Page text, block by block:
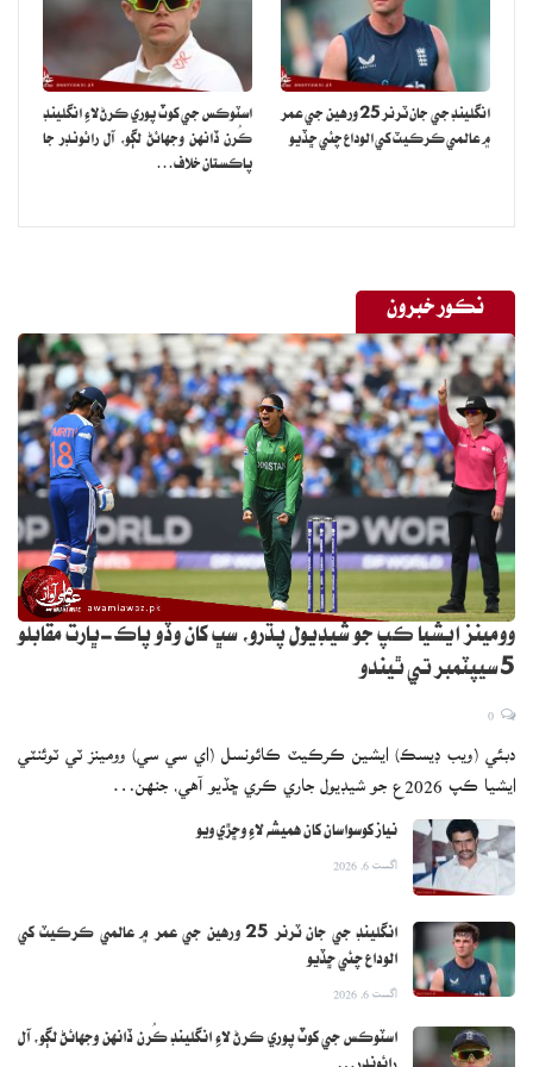
انگلينڊ جي جان ٽرنر 25 ورهين جي عمر
۾ عالمي ڪرڪيٽ کي الوداع چئي ڇڏيو
اسٽوڪس جي کوٽ پوري ڪرڻ لاءِ انگلينڊ
ڪُرن ڏانهن وجهائڻ لڳو، آل رائونڊر جا
پاڪستان خلاف…
نڪور خبرون
وومينز ايشيا ڪپ جو شيڊيول پڌرو، سڀ کان وڏو پاڪ-ڀارت مقابلو
5 سيپٽمبر تي ٿيندو
دبئي (ويب ڊيسڪ) ايشين ڪرڪيٽ ڪائونسل (اي سي سي) وومينز ٽي ٽوئنٽي
ايشيا ڪپ 2026ع جو شيڊيول جاري ڪري ڇڏيو آهي، جنهن…
نياز کوسواسان کان هميشه لاءِ وڇڙي ويو
اگست 6, 2026
انگلينڊ جي جان ٽرنر 25 ورهين جي عمر ۾ عالمي ڪرڪيٽ کي
الوداع چئي ڇڏيو
اگست 6, 2026
اسٽوڪس جي کوٽ پوري ڪرڻ لاءِ انگلينڊ ڪُرن ڏانهن وجهائڻ لڳو، آل